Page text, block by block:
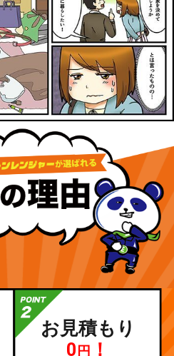
お見積もり
0 円 ！